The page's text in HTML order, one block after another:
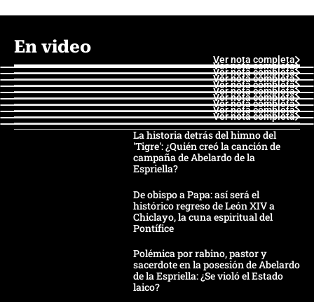
En video
Ver nota completa
Ver nota completa
Ver nota completa
Ver nota completa
Ver nota completa
Ver nota completa
Ver nota completa
Ver nota completa
Ver nota completa
Ver nota completa
La historia detrás del himno del
'Tigre': ¿Quién creó la canción de
campaña de Abelardo de la
Espriella?
De obispo a Papa: así será el
histórico regreso de León XIV a
Chiclayo, la cuna espiritual del
Pontífice
Polémica por rabino, pastor y
sacerdote en la posesión de Abelardo
de la Espriella: ¿Se violó el Estado
laico?